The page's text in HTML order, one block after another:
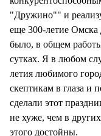
"Дружино"" и
еще 300-летие Омска
было, в общем
сутках. Я в любом
летия любимого
скептикам в глаза и
сделали этот
не хуже, чем в
этого достойны.